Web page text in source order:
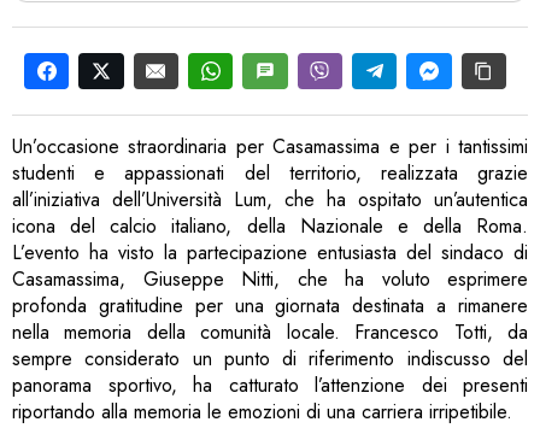
Un’occasione straordinaria per Casamassima e per i tantissimi
studenti e appassionati del territorio, realizzata grazie
all’iniziativa dell’Università Lum, che ha ospitato un’autentica
icona del calcio italiano, della Nazionale e della Roma.
L’evento ha visto la partecipazione entusiasta del sindaco di
Casamassima, Giuseppe Nitti, che ha voluto esprimere
profonda gratitudine per una giornata destinata a rimanere
nella memoria della comunità locale. Francesco Totti, da
sempre considerato un punto di riferimento indiscusso del
panorama sportivo, ha catturato l’attenzione dei presenti
riportando alla memoria le emozioni di una carriera irripetibile.